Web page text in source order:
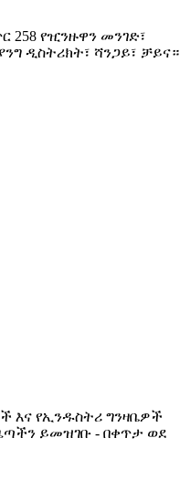
258 የዢንዙዋን መንገድ፣
ዲስትሪክት፣ ሻንጋይ፣ ቻይና።
እና የኢንዱስትሪ ግንዛቤዎች
ይመዝገቡ - በቀጥታ ወደ